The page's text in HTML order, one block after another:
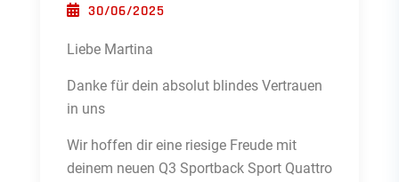
POSTED ON
30/06/2025
Liebe Martina
Danke für dein absolut blindes Vertrauen
in uns
Wir hoffen dir eine riesige Freude mit
deinem neuen Q3 Sportback Sport Quattro